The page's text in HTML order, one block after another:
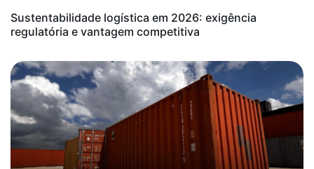
Sustentabilidade logística em 2026: exigência
regulatória e vantagem competitiva